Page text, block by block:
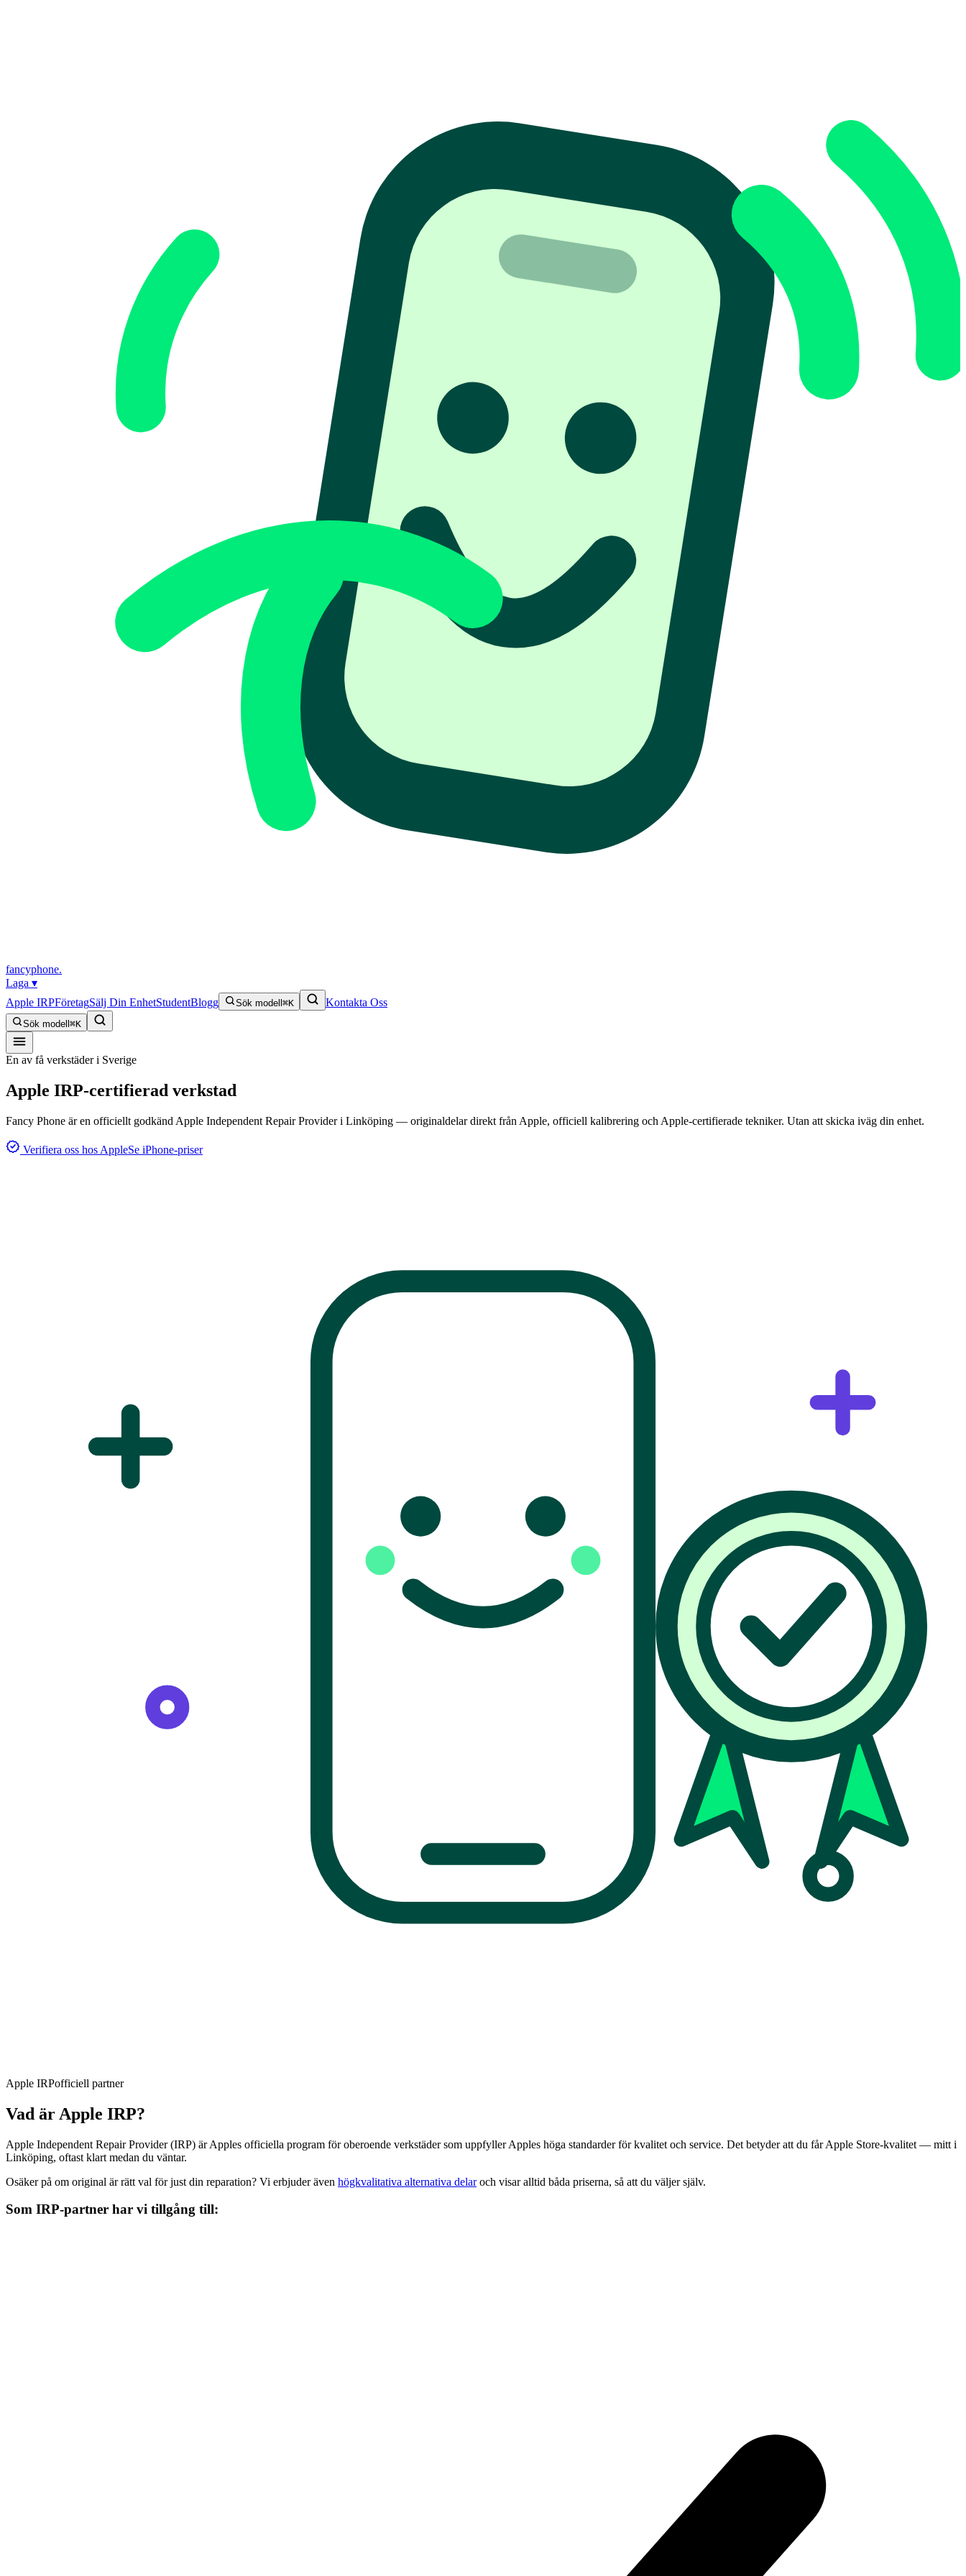
fancyphone.
Laga ▾
Apple IRPFöretagSälj Din EnhetStudentBlogg Sök modell ⌘K Kontakta Oss
Sök modell ⌘K
En av få verkstäder i Sverige
Apple IRP-certifierad verkstad
Fancy Phone är en officiellt godkänd Apple Independent Repair Provider i Linköping — originaldelar direkt från Apple, officiell kalibrering och Apple-certifierade tekniker. Utan att skicka iväg din enhet.
Verifiera oss hos AppleSe iPhone-priser
Apple IRPofficiell partner
Vad är Apple IRP?
Apple Independent Repair Provider (IRP) är Apples officiella program för oberoende verkstäder som uppfyller Apples höga standarder för kvalitet och service. Det betyder att du får Apple Store-kvalitet — mitt i
Linköping, oftast klart medan du väntar.
Osäker på om original är rätt val för just din reparation? Vi erbjuder även högkvalitativa alternativa delar och visar alltid båda priserna, så att du väljer själv.
Som IRP-partner har vi tillgång till: